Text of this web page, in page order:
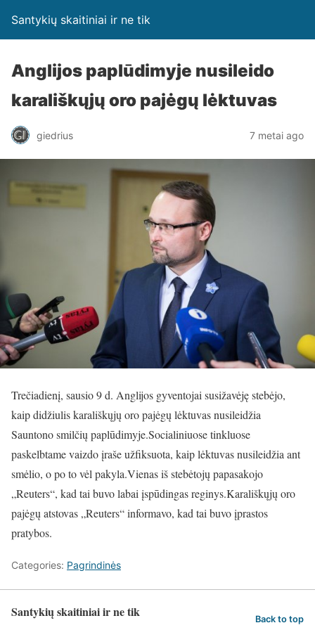
Santykių skaitiniai ir ne tik
Anglijos paplūdimyje nusileido
karališkųjų oro pajėgų lėktuvas
giedrius 7 metai ago
Trečiadienį, sausio 9 d. Anglijos gyventojai susižavėję stebėjo,
kaip didžiulis karališkųjų oro pajėgų lėktuvas nusileidžia
Sauntono smilčių paplūdimyje.Socialiniuose tinkluose
paskelbtame vaizdo įraše užfiksuota, kaip lėktuvas nusileidžia ant
smėlio, o po to vėl pakyla.Vienas iš stebėtojų papasakojo
„Reuters“, kad tai buvo labai įspūdingas reginys.Karališkųjų oro
pajėgų atstovas „Reuters“ informavo, kad tai buvo įprastos
pratybos.
Categories: Pagrindinės
Santykių skaitiniai ir ne tik Back to top